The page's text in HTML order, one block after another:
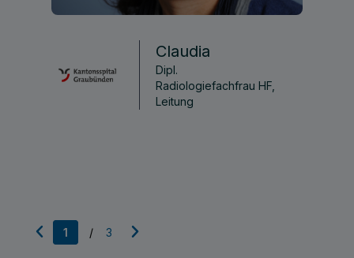
Claudia
Dipl.
Radiologiefachfrau HF,
Leitung
1 / 3